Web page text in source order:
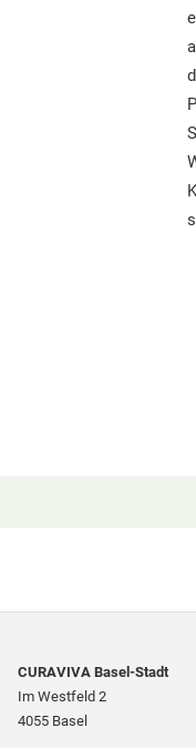
CURAVIVA Basel-
Im Westfeld 2
4055 Basel